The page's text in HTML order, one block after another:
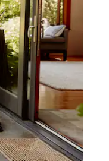
el tacto o desliza el dedo.